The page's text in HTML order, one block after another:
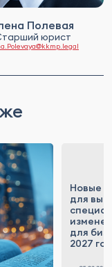
Полевая
юрист
Новые
для
для
2027